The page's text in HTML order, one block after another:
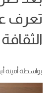
تعرف
الثقافة
بواسطةأمينة